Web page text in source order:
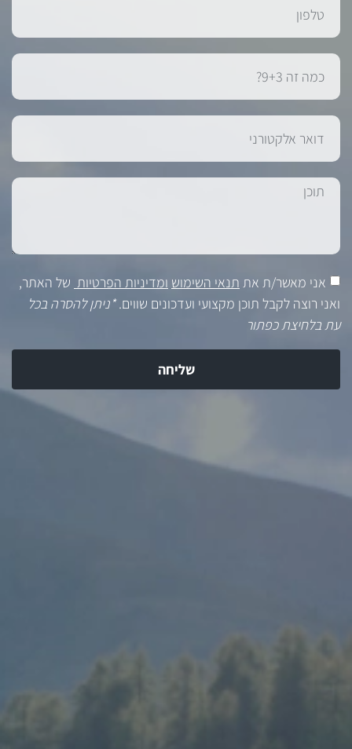
אני מאשר/ת את תנאי השימוש ומדיניות הפרטיות של האתר,
ואני רוצה לקבל תוכן מקצועי ועדכונים שווים.*ניתן להסרה בכל
עת בלחיצת כפתור
שליחה